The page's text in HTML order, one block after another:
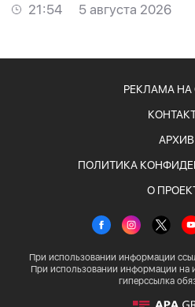
21:54
5 августа 2026
РЕКЛАМА НА
АРХИВ
ПОЛИТИКА
О
При использовании информации
При использовании информации на
гиперссылка